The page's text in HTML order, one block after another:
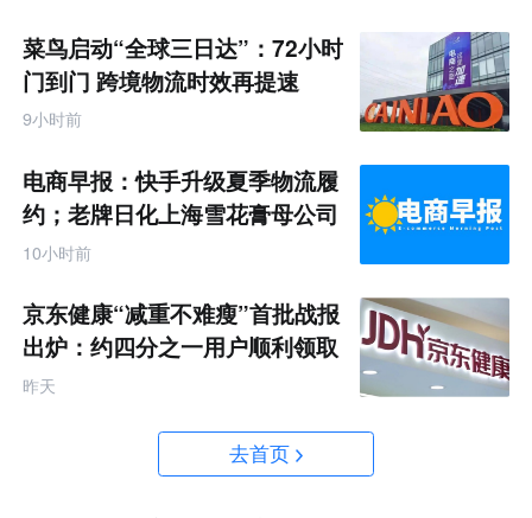
菜鸟启动“全球三日达”：72小时
门到门 跨境物流时效再提速
9小时前
电商早报：快手升级夏季物流履
约；老牌日化上海雪花膏母公司
破产
10小时前
京东健康“减重不难瘦”首批战报
出炉：约四分之一用户顺利领取
200元挑战金
昨天
去首页